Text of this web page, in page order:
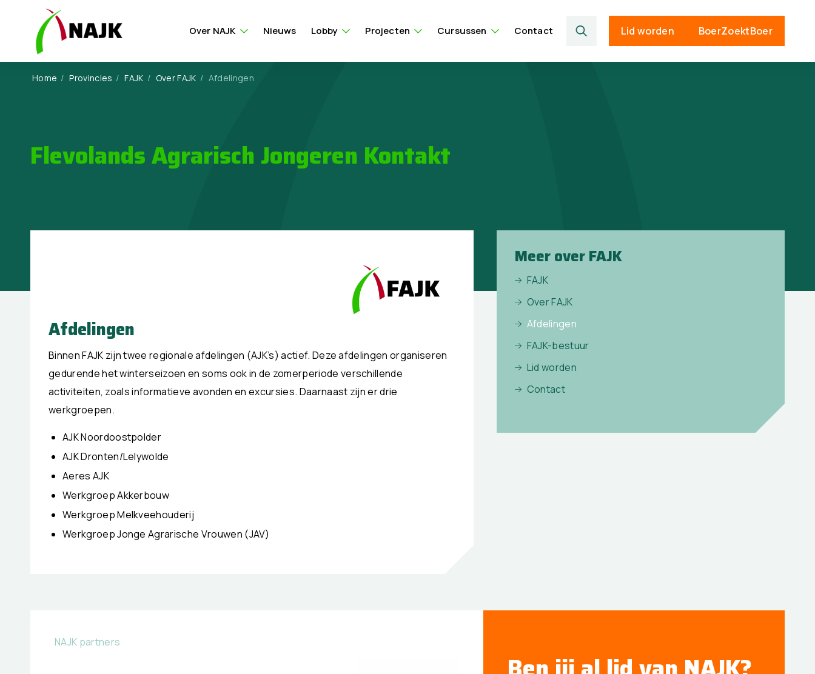
Over NAJK Nieuws Lobby Projecten Cursussen Contact Lid worden BoerZoektBoer
Home / Provincies / FAJK / Over FAJK / Afdelingen
Flevolands Agrarisch Jongeren Kontakt
Afdelingen
Binnen FAJK zijn twee regionale afdelingen (AJK’s) actief. Deze afdelingen organiseren
gedurende het winterseizoen en soms ook in de zomerperiode verschillende
activiteiten, zoals informatieve avonden en excursies. Daarnaast zijn er drie
werkgroepen.
AJK Noordoostpolder
AJK Dronten/Lelywolde
Aeres AJK
Werkgroep Akkerbouw
Werkgroep Melkveehouderij
Werkgroep Jonge Agrarische Vrouwen (JAV)
Meer over FAJK
FAJK
Over FAJK
Afdelingen
FAJK-bestuur
Lid worden
Contact
NAJK partners